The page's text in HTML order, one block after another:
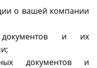
о вашей компании
документов и их
документов и